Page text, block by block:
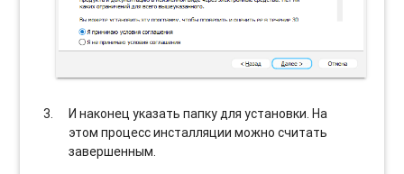
И наконец указать папку для установки. На
этом процесс инсталляции можно считать
завершенным.